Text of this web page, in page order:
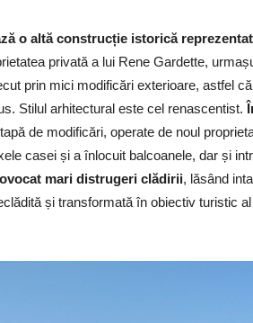
o altă construcție istorică
privată a lui Rene Gardette,
prin mici modificări exterioare, astfel
Stilul arhitectural este cel renascentist.
de modificări, operate de noul
casei și a înlocuit balcoanele, dar și
mari distrugeri clădirii, lăsând
și transformată în obiectiv turistic